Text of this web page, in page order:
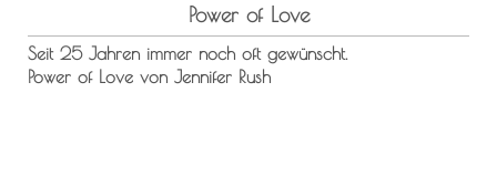
Power of Love
Seit 25 Jahren immer noch oft gewünscht.
Power of Love von Jennifer Rush